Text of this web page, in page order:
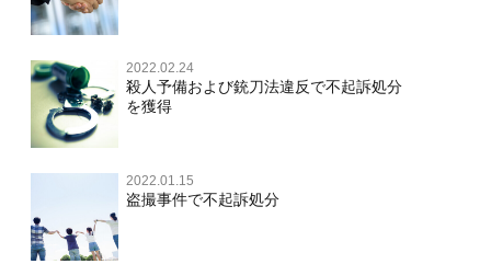
不正競争防止法
住居侵入等
名誉棄損・侮辱
不正競争防止法
住居侵入等
名誉毀損・侮辱
2022.02.24
殺人予備および銃刀法違反で不起訴処分
を獲得
2022.01.15
盗撮事件で不起訴処分